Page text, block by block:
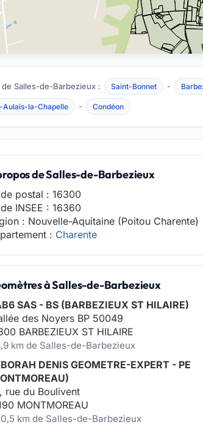
Salles-de-Barbezieux : Saint-Bonnet -
Aulais-la-Chapelle - Condéon
de Salles-de-Barbezieux
postal : 16300
INSEE : 16360
: Nouvelle-Aquitaine (Poitou Charente)
: Charente
à Salles-de-Barbezieux
SAS - BS (BARBEZIEUX ST HILAIRE)
des Noyers BP 50049
BARBEZIEUX ST HILAIRE
km de Salles-de-Barbezieux
DENIS GEOMETRE-EXPERT - PE
rue du Boulivent
MONTMOREAU
km de Salles-de-Barbezieux